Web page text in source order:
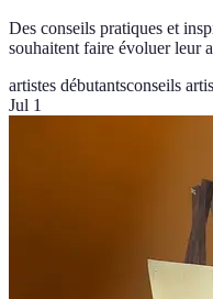
Des conseils pratiques et
souhaitent faire évoluer leur
artistes débutantsconseils
Jul 1